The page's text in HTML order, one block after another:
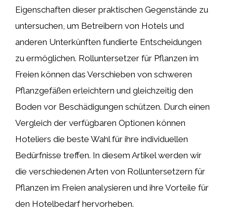
Eigenschaften dieser praktischen Gegenstände zu
untersuchen, um Betreibern von Hotels und
anderen Unterkünften fundierte Entscheidungen
zu ermöglichen. Rolluntersetzer für Pflanzen im
Freien können das Verschieben von schweren
Pflanzgefäßen erleichtern und gleichzeitig den
Boden vor Beschädigungen schützen. Durch einen
Vergleich der verfügbaren Optionen können
Hoteliers die beste Wahl für ihre individuellen
Bedürfnisse treffen. In diesem Artikel werden wir
die verschiedenen Arten von Rolluntersetzern für
Pflanzen im Freien analysieren und ihre Vorteile für
den Hotelbedarf hervorheben.